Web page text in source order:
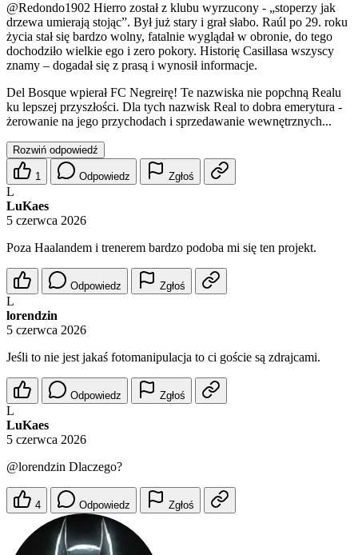
@Redondo1902 Hierro został z klubu wyrzucony - „stoperzy jak
drzewa umierają stojąc”. Był już stary i grał słabo. Raúl po 29. roku
życia stał się bardzo wolny, fatalnie wyglądał w obronie, do tego
dochodziło wielkie ego i zero pokory. Historię Casillasa wszyscy
znamy – dogadał się z prasą i wynosił informacje.
Del Bosque wpierał FC Negreirę! Te nazwiska nie popchną Realu
ku lepszej przyszłości. Dla tych nazwisk Real to dobra emerytura -
żerowanie na jego przychodach i sprzedawanie wewnętrznych...
Rozwiń odpowiedź
1 Odpowiedz Zgłoś
L
LuKaes
5 czerwca 2026
Poza Haalandem i trenerem bardzo podoba mi się ten projekt.
Odpowiedz Zgłoś
L
lorendzin
5 czerwca 2026
Jeśli to nie jest jakaś fotomanipulacja to ci goście są zdrajcami.
Odpowiedz Zgłoś
L
LuKaes
5 czerwca 2026
@lorendzin Dlaczego?
4 Odpowiedz Zgłoś